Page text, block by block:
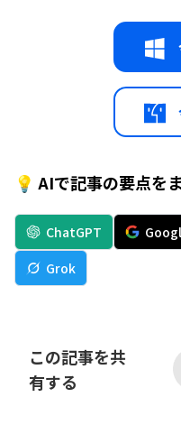
💡 AIで記事の要点を
ChatGPT
Grok
この記事を共
有する